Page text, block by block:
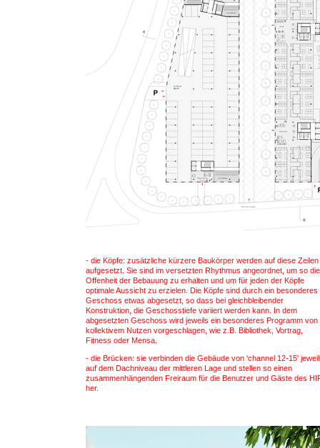
- die Köpfe: zusätzliche kürzere Baukörper werden auf diese Zeilen
aufgesetzt. Sie sind im versetzten Rhythmus angeordnet, um so die
Offenheit der Bebauung zu erhalten und um für jeden der Köpfe
optimale Aussicht zu erzielen. Die Köpfe sind durch ein besonderes
Geschoss etwas abgesetzt, so dass bei gleichbleibender
Konstruktion, die Geschosstiefe variiert werden kann. In dem
abgesetzten Geschoss wird jeweils ein besonderes Programm von
kollektivem Nutzen vorgeschlagen, wie z.B. Bibliothek, Vortrag,
Fitness oder Mensa.
- die Brücken: sie verbinden die Gebäude von 'channel 12-15'
auf dem Dachniveau der mittleren Lage und stellen so einen
zusammenhängenden Freiraum für die Benutzer und Gäste des
her.